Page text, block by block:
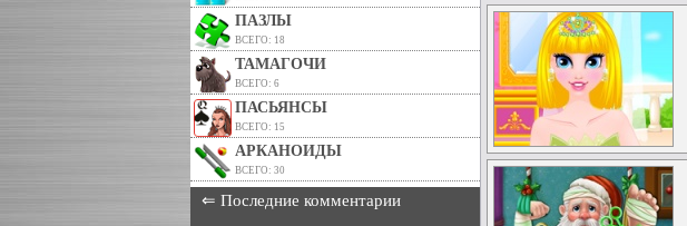
ПАЗЛЫ
ВСЕГО: 18
ТАМАГОЧИ
ВСЕГО: 6
ПАСЬЯНСЫ
ВСЕГО: 15
АРКАНОИДЫ
ВСЕГО: 30
⇐ Последние комментарии